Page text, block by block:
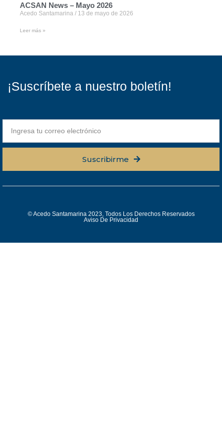
ACSAN News – Mayo 2026
Acedo Santamarina 13 de mayo de 2026
Leer más »
¡Suscríbete a nuestro boletín!
Suscribirme
© Acedo Santamarina 2023, Todos Los Derechos Reservados
Aviso De Privacidad